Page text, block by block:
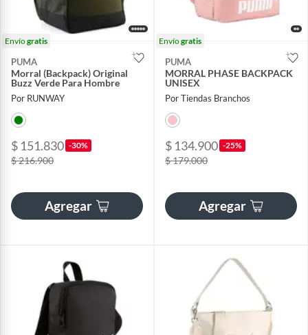
Envíogratis
PUMA
Morral (Backpack) Original
Buzz Verde Para Hombre
Por RUNWAY
$ 151.830 -30%
$ 216.900
Agregar
Envíogratis
PUMA
MORRAL PHASE BACKPACK
UNISEX
Por Tiendas Branchos
$ 134.900 -25%
$ 179.000
Agregar